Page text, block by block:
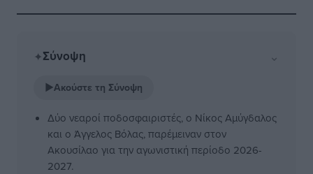
✦Σύνοψη ⌄
▶Ακούστε τη Σύνοψη
Δύο νεαροί ποδοσφαιριστές, ο Νίκος Αμύγδαλος
και ο Άγγελος Βόλας, παρέμειναν στον
Ακουσίλαο για την αγωνιστική περίοδο 2026-
2027.